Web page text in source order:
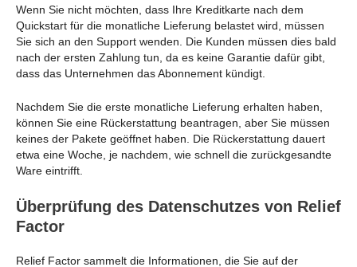
Wenn Sie nicht möchten, dass Ihre Kreditkarte nach dem
Quickstart für die monatliche Lieferung belastet wird, müssen
Sie sich an den Support wenden. Die Kunden müssen dies bald
nach der ersten Zahlung tun, da es keine Garantie dafür gibt,
dass das Unternehmen das Abonnement kündigt.
Nachdem Sie die erste monatliche Lieferung erhalten haben,
können Sie eine Rückerstattung beantragen, aber Sie müssen
keines der Pakete geöffnet haben. Die Rückerstattung dauert
etwa eine Woche, je nachdem, wie schnell die zurückgesandte
Ware eintrifft.
Überprüfung des Datenschutzes von Relief
Factor
Relief Factor sammelt die Informationen, die Sie auf der